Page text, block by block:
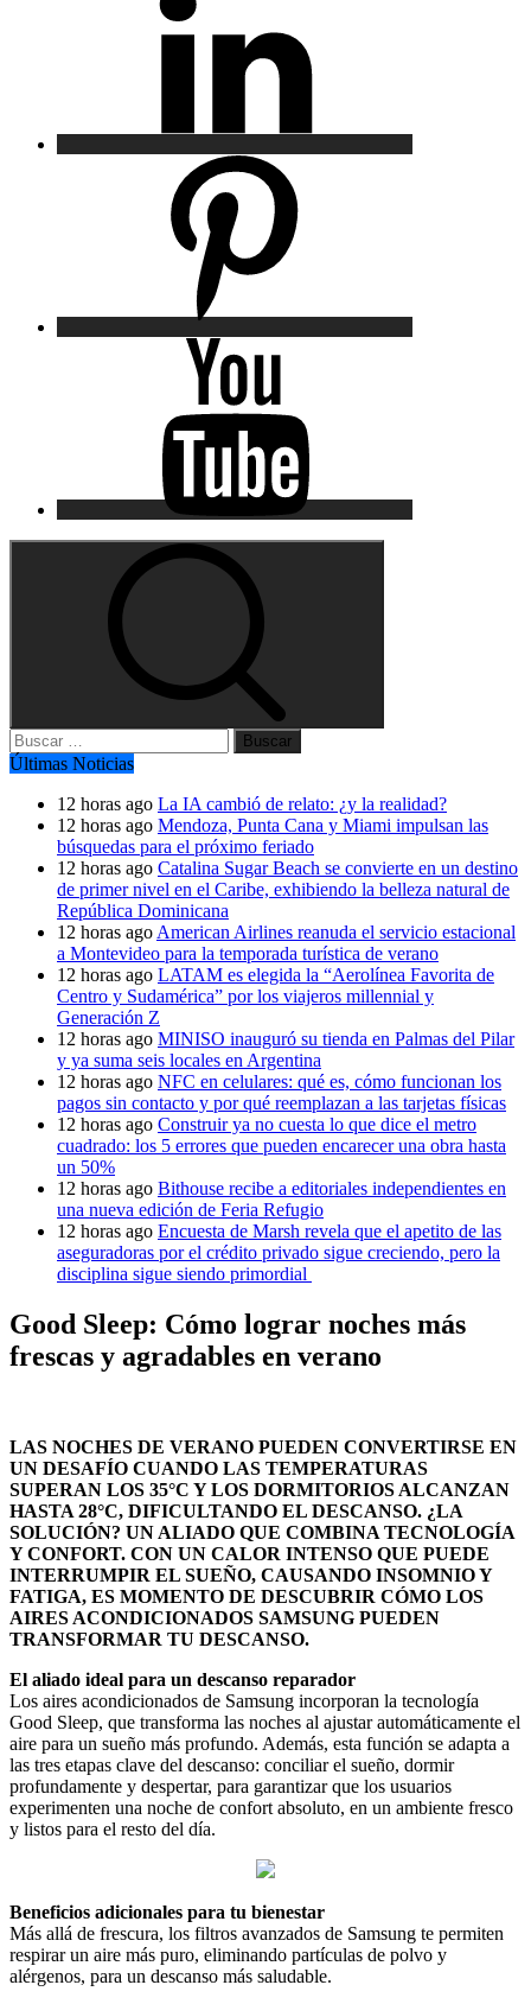
Buscar:
Últimas Noticias
12 horas ago La IA cambió de relato: ¿y la realidad?
12 horas ago Mendoza, Punta Cana y Miami impulsan las
búsquedas para el próximo feriado
12 horas ago Catalina Sugar Beach se convierte en un destino
de primer nivel en el Caribe, exhibiendo la belleza natural de
República Dominicana
12 horas ago American Airlines reanuda el servicio estacional
a Montevideo para la temporada turística de verano
12 horas ago LATAM es elegida la “Aerolínea Favorita de
Centro y Sudamérica” por los viajeros millennial y
Generación Z
12 horas ago MINISO inauguró su tienda en Palmas del Pilar
y ya suma seis locales en Argentina
12 horas ago NFC en celulares: qué es, cómo funcionan los
pagos sin contacto y por qué reemplazan a las tarjetas físicas
12 horas ago Construir ya no cuesta lo que dice el metro
cuadrado: los 5 errores que pueden encarecer una obra hasta
un 50%
12 horas ago Bithouse recibe a editoriales independientes en
una nueva edición de Feria Refugio
12 horas ago Encuesta de Marsh revela que el apetito de las
aseguradoras por el crédito privado sigue creciendo, pero la
disciplina sigue siendo primordial
Good Sleep: Cómo lograr noches más
frescas y agradables en verano
LAS NOCHES DE VERANO PUEDEN CONVERTIRSE EN
UN DESAFÍO CUANDO LAS TEMPERATURAS
SUPERAN LOS 35°C Y LOS DORMITORIOS ALCANZAN
HASTA 28°C, DIFICULTANDO EL DESCANSO. ¿LA
SOLUCIÓN? UN ALIADO QUE COMBINA TECNOLOGÍA
Y CONFORT. CON UN CALOR INTENSO QUE PUEDE
INTERRUMPIR EL SUEÑO, CAUSANDO INSOMNIO Y
FATIGA, ES MOMENTO DE DESCUBRIR CÓMO LOS
AIRES ACONDICIONADOS SAMSUNG PUEDEN
TRANSFORMAR TU DESCANSO.
El aliado ideal para un descanso reparador
Los aires acondicionados de Samsung incorporan la tecnología
Good Sleep, que transforma las noches al ajustar automáticamente el
aire para un sueño más profundo. Además, esta función se adapta a
las tres etapas clave del descanso: conciliar el sueño, dormir
profundamente y despertar, para garantizar que los usuarios
experimenten una noche de confort absoluto, en un ambiente fresco
y listos para el resto del día.
Beneficios adicionales para tu bienestar
Más allá de frescura, los filtros avanzados de Samsung te permiten
respirar un aire más puro, eliminando partículas de polvo y
alérgenos, para un descanso más saludable.